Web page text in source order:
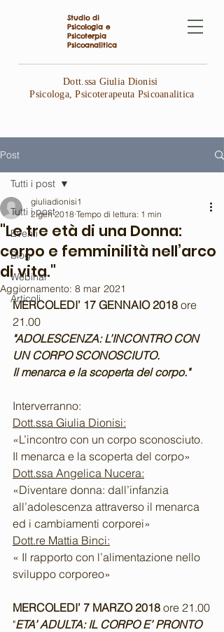
Dott.ssa Giulia Dionisi
Psicologa, Psicoterapeuta Psicoanalitica
Studio di
Psicologia e
Psicoterpia
Psicoanalitica
Post
Tutti i post
Eventi
Blog
Webinar
Articoli
Tutti i post
"Le tre età di una Donna:
corpo e femminilità nell’arco
di vita."
giuliadionisi1
2 gen 2018 Tempo di lettura: 1 min
Aggiornamento: 8 mar 2021
MERCOLEDI’ 17 GENNAIO 2018 ore
21.00
"ADOLESCENZA: L’INCONTRO CON
UN CORPO SCONOSCIUTO.
Il menarca e la scoperta del corpo."
Interverranno:
Dott.ssa Giulia Dionisi:
«L’incontro con un corpo sconosciuto.
Il menarca e la scoperta del corpo»
Dott.ssa Angelica Nucera:
«Diventare donna: dall’infanzia
all’adolescenza attraverso il menarca
ed i cambiamenti corporei»
Dott.re Mattia Binci:
« Il rapporto con l’alimentazione nello
sviluppo corporeo»
MERCOLEDI’ 7 MARZO 2018 ore 21.00
"ETA’ ADULTA: IL CORPO E’ PRONTO